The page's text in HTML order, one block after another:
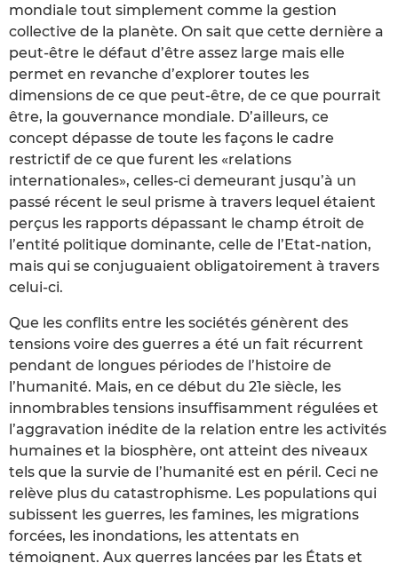
mondiale tout simplement comme la gestion
collective de la planète. On sait que cette dernière a
peut-être le défaut d’être assez large mais elle
permet en revanche d’explorer toutes les
dimensions de ce que peut-être, de ce que pourrait
être, la gouvernance mondiale. D’ailleurs, ce
concept dépasse de toute les façons le cadre
restrictif de ce que furent les «relations
internationales», celles-ci demeurant jusqu’à un
passé récent le seul prisme à travers lequel étaient
perçus les rapports dépassant le champ étroit de
l’entité politique dominante, celle de l’Etat-nation,
mais qui se conjuguaient obligatoirement à travers
celui-ci.
Que les conflits entre les sociétés génèrent des
tensions voire des guerres a été un fait récurrent
pendant de longues périodes de l’histoire de
l’humanité. Mais, en ce début du 21e siècle, les
innombrables tensions insuffisamment régulées et
l’aggravation inédite de la relation entre les activités
humaines et la biosphère, ont atteint des niveaux
tels que la survie de l’humanité est en péril. Ceci ne
relève plus du catastrophisme. Les populations qui
subissent les guerres, les famines, les migrations
forcées, les inondations, les attentats en
témoignent. Aux guerres lancées par les États et